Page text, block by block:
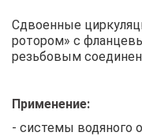
Сдвоенные
ротором» с
резьбовым
Применение:
- системы водяного